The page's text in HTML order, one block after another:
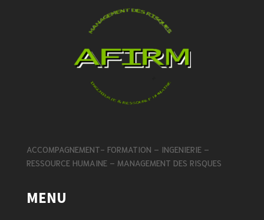
ACCOMPAGNEMENT- FORMATION – INGENIERIE –
RESSOURCE HUMAINE – MANAGEMENT DES RISQUES
MENU